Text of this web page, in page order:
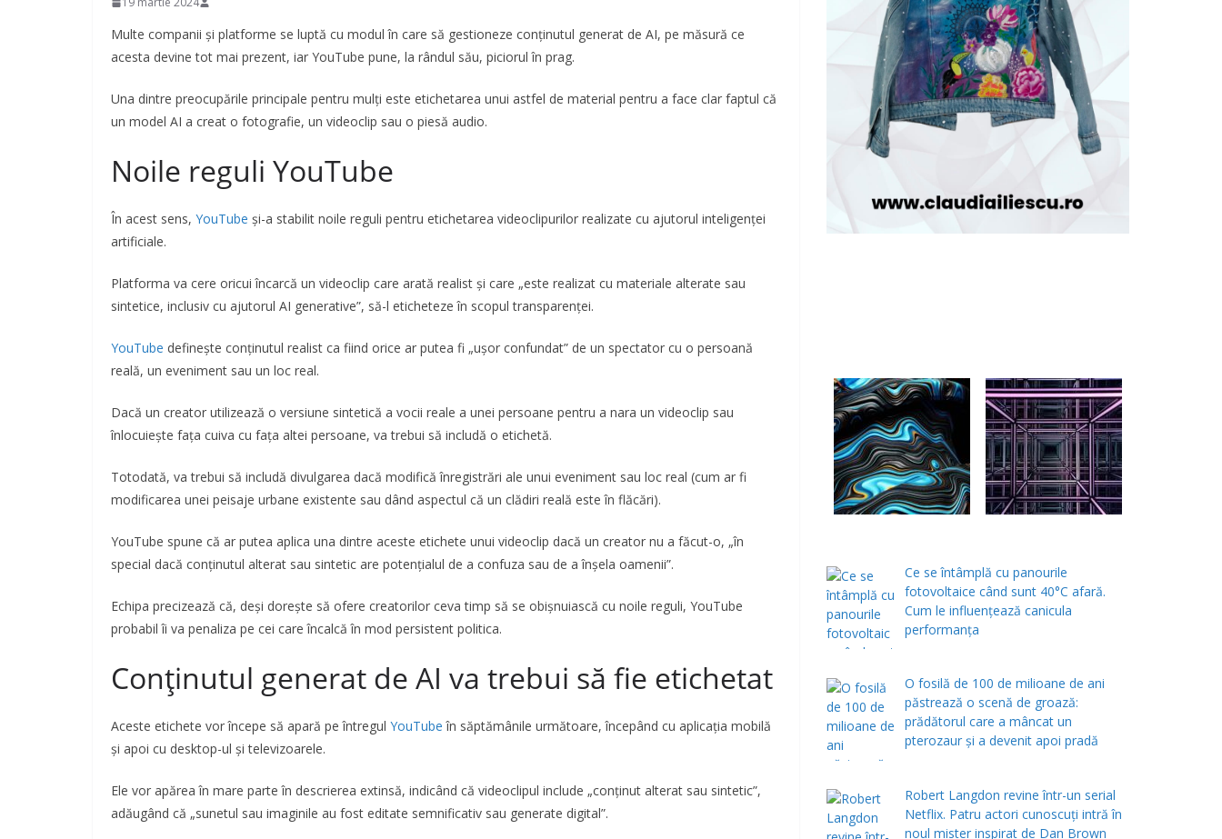
Multe companii și platforme se luptă cu modul în care să gestioneze conținutul generat de AI, pe măsură ce
acesta devine tot mai prezent, iar YouTube pune, la rândul său, piciorul în prag.
Una dintre preocupările principale pentru mulți este etichetarea unui astfel de material pentru a face clar faptul că
un model AI a creat o fotografie, un videoclip sau o piesă audio.
Noile reguli YouTube
În acest sens, YouTube și-a stabilit noile reguli pentru etichetarea videoclipurilor realizate cu ajutorul inteligenței
artificiale.
Platforma va cere oricui încarcă un videoclip care arată realist și care „este realizat cu materiale alterate sau
sintetice, inclusiv cu ajutorul AI generative”, să-l eticheteze în scopul transparenței.
YouTube definește conținutul realist ca fiind orice ar putea fi „ușor confundat” de un spectator cu o persoană
reală, un eveniment sau un loc real.
Dacă un creator utilizează o versiune sintetică a vocii reale a unei persoane pentru a nara un videoclip sau
înlocuiește fața cuiva cu fața altei persoane, va trebui să includă o etichetă.
Totodată, va trebui să includă divulgarea dacă modifică înregistrări ale unui eveniment sau loc real (cum ar fi
modificarea unei peisaje urbane existente sau dând aspectul că un clădiri reală este în flăcări).
YouTube spune că ar putea aplica una dintre aceste etichete unui videoclip dacă un creator nu a făcut-o, „în
special dacă conținutul alterat sau sintetic are potențialul de a confuza sau de a înșela oamenii”.
Echipa precizează că, deși dorește să ofere creatorilor ceva timp să se obișnuiască cu noile reguli, YouTube
probabil îi va penaliza pe cei care încalcă în mod persistent politica.
Conținutul generat de AI va trebui să fie etichetat
Aceste etichete vor începe să apară pe întregul YouTube în săptămânile următoare, începând cu aplicația mobilă
și apoi cu desktop-ul și televizoarele.
Ele vor apărea în mare parte în descrierea extinsă, indicând că videoclipul include „conținut alterat sau sintetic”,
adăugând că „sunetul sau imaginile au fost editate semnificativ sau generate digital”.
Ce se întâmplă cu panourile
fotovoltaice când sunt 40°C afară.
Cum le influențează canicula
performanța
O fosilă de 100 de milioane de ani
păstrează o scenă de groază:
prădătorul care a mâncat un
pterozaur și a devenit apoi pradă
Robert Langdon revine într-un serial
Netflix. Patru actori cunoscuți intră în
noul mister inspirat de Dan Brown